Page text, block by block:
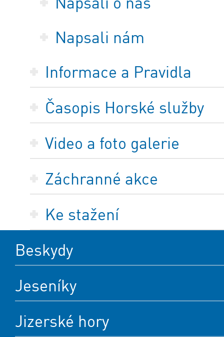
Napsali nám
Informace a Pravidla
Časopis Horské služby
Video a foto galerie
Záchranné akce
Ke stažení
Beskydy
Jeseníky
Jizerské hory